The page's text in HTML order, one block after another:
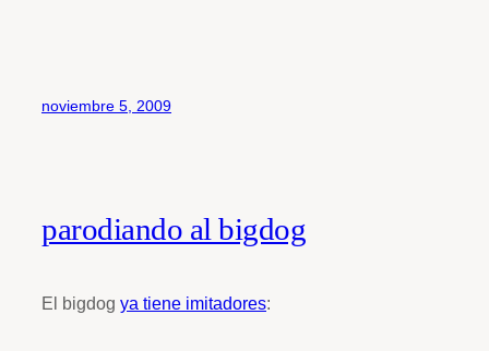
noviembre 5, 2009
parodiando al bigdog
El bigdog ya tiene imitadores: